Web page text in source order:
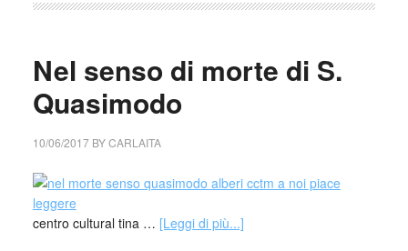
Nel senso di morte di S.
Quasimodo
10/06/2017BYCARLAITA
centro cultural tina … [Leggi di più...]